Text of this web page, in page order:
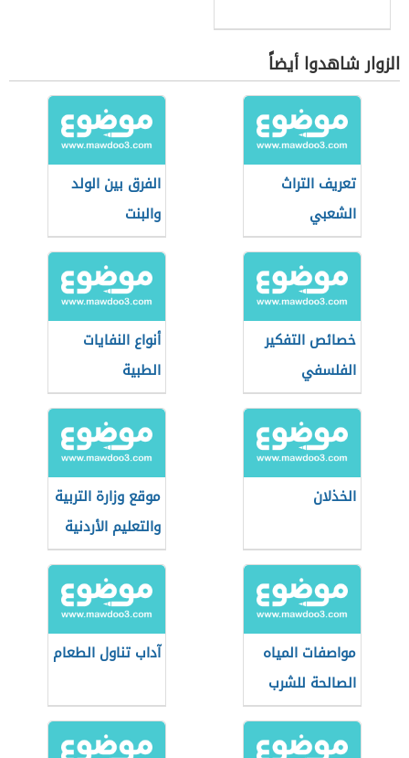
الزوار شاهدوا أيضاً
تعريف التراث
الشعبي
الفرق بين الولد
والبنت
خصائص التفكير
الفلسفي
أنواع النفايات
الطبية
الخذلان
موقع وزارة التربية
والتعليم الأردنية
مواصفات المياه
الصالحة للشرب
حسب منظمة
الصحة العالمية
آداب تناول الطعام